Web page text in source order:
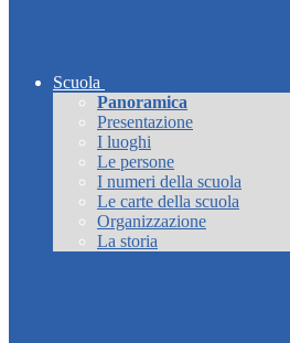
Scuola
Panoramica
Presentazione
I luoghi
Le persone
I numeri della scuola
Le carte della scuola
Organizzazione
La storia